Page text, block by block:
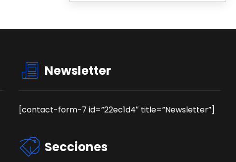
Newsletter
[contact-form-7 id=”22ec1d4″ title=”Newsletter”]
Secciones